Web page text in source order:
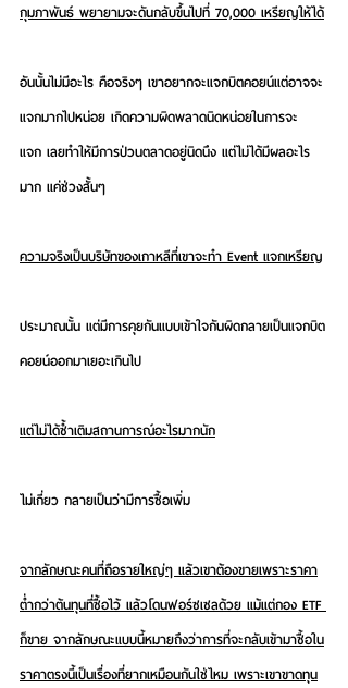
กุมภาพันธ์ พยายามจะดันกลับขึ้นไปที่ 70,000 เหรียญให้ได้
อันนั้นไม่มีอะไร คือจริงๆ เขาอยากจะแจกบิตคอยน์แต่อาจจะ
แจกมากไปหน่อย เกิดความผิดพลาดนิดหน่อยในการจะ
แจก เลยทำให้มีการป่วนตลาดอยู่นิดนึง แต่ไม่ได้มีผลอะไร
มาก แค่ช่วงสั้นๆ
ความจริงเป็นบริษัทของเกาหลีที่เขาจะทำ Event แจกเหรียญ
ประมาณนั้น แต่มีการคุยกันแบบเข้าใจกันผิดกลายเป็นแจกบิต
คอยน์ออกมาเยอะเกินไป
แต่ไม่ได้ซ้ำเติมสถานการณ์อะไรมากนัก
ไม่เกี่ยว กลายเป็นว่ามีการซื้อเพิ่ม
จากลักษณะคนที่ถือรายใหญ่ๆ แล้วเขาต้องขายเพราะราคา
ต่ำกว่าต้นทุนที่ซื้อไว้ แล้วโดนฟอร์ซเซลด้วย แม้แต่กอง ETF
ก็ขาย จากลักษณะแบบนี้หมายถึงว่าการที่จะกลับเข้ามาซื้อใน
ราคาตรงนี้เป็นเรื่องที่ยากเหมือนกันใช่ไหม เพราะเขาขาดทุน